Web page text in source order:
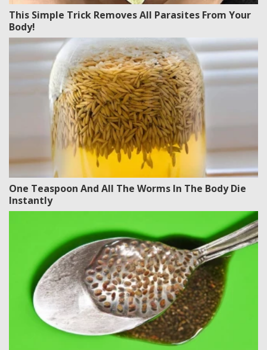
This Simple Trick Removes All Parasites From Your
Body!
One Teaspoon And All The Worms In The Body Die
Instantly